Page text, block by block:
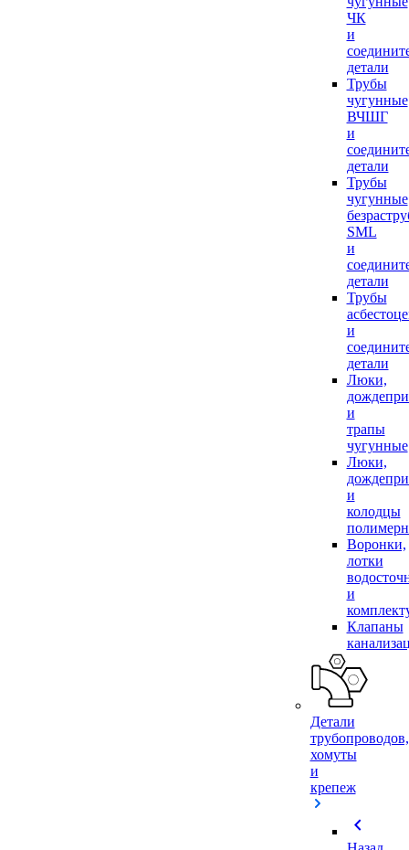
ЧК
и
детали
Трубы
чугунные
ВЧШГ
и
детали
Трубы
чугунные
SML
и
детали
Трубы
и
детали
Люки,
и
трапы
чугунные
Люки,
и
колодцы
Воронки,
лотки
и
Клапаны
Детали
трубопроводов,
хомуты
и
крепеж
chevron_left